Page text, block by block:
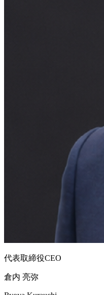
代表取締役CEO
倉内 亮弥